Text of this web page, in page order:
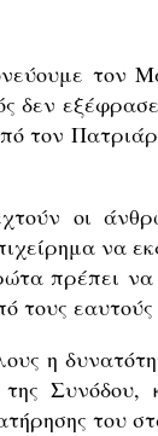
τον
δεν
τον
οι
να
πρέπει
τους
η
Συνόδου,
του